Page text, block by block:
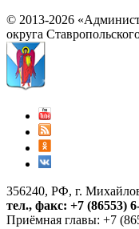
© 2013-2026
округа
356240, РФ, г.
тел., факс: +7 (86553)
Приёмная главы: +7